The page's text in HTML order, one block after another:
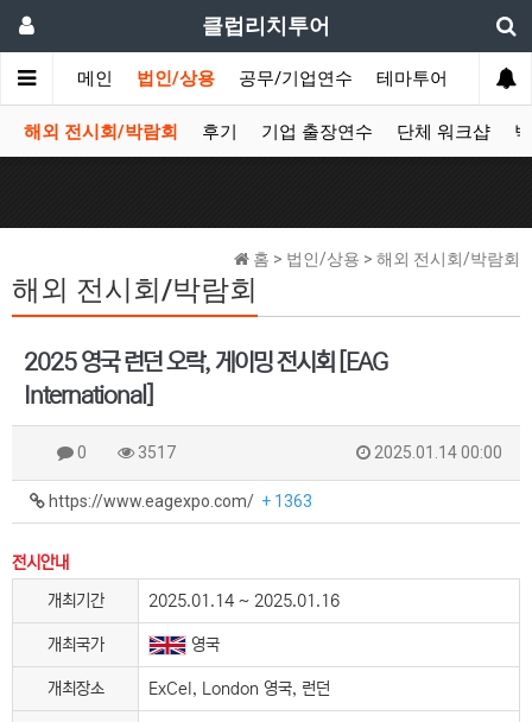
클럽리치투어
메인 법인/상용 공무/기업연수 테마투어 데이투
해외 전시회/박람회 후기 기업 출장연수 단체 워크샵
홈 > 법인/상용 > 해외 전시회/박람회
해외 전시회/박람회
2025 영국 런던 오락, 게이밍 전시회 [EAG
International]
0 3517 2025.01.14 00:00
https://www.eagexpo.com/ + 1363
전시안내
개최기간
2025.01.14 ~ 2025.01.16
개최국가 영국
개최장소 ExCel, London 영국, 런던